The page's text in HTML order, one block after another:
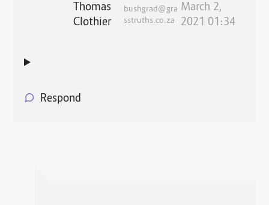
Thomas
Clothier
bushgrad@gra
sstruths.co.za
March 2,
2021 01:34
Respond